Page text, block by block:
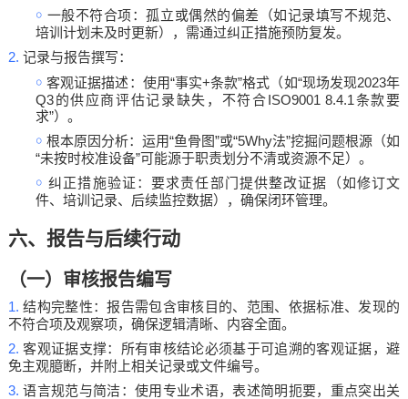
￮ 一般不符合项：孤立或偶然的偏差（如记录填写不规范、
培训计划未及时更新），需通过纠正措施预防复发。
2. 记录与报告撰写：
￮客观证据描述：使用“事实+条款”格式（如“现场发现2023年
Q3的供应商评估记录缺失，不符合ISO9001 8.4.1条款要
求”）。
￮ 根本原因分析：运用“鱼骨图”或“5Why法”挖掘问题根源（如
“未按时校准设备”可能源于职责划分不清或资源不足）。
￮纠正措施验证：要求责任部门提供整改证据（如修订文
件、培训记录、后续监控数据），确保闭环管理。
六、报告与后续行动
（一）审核报告编写
1.结构完整性：报告需包含审核目的、范围、依据标准、发现的
不符合项及观察项，确保逻辑清晰、内容全面。
2.客观证据支撑：所有审核结论必须基于可追溯的客观证据，避
免主观臆断，并附上相关记录或文件编号。
3.语言规范与简洁：使用专业术语，表述简明扼要，重点突出关